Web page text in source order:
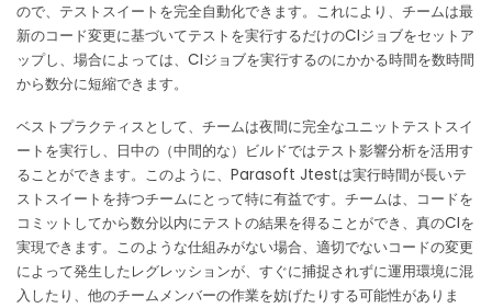
ので、テストスイートを完全自動化できます。 これにより、チームは最
新のコード変更に基づいてテストを実行するだけのCIジョブをセットア
ップし、場合によっては、CIジョブを実行するのにかかる時間を数時間
から数分に短縮できます。
ベストプラクティスとして、チームは夜間に完全なユニットテストスイ
ートを実行し、日中の（中間的な）ビルドではテスト影響分析を活用す
ることができます。 このように、Parasoft Jtestは実行時間が長いテ
ストスイートを持つチームにとって特に有益です。チームは、コードを
コミットしてから数分以内にテストの結果を得ることができ、真のCIを
実現できます。 このような仕組みがない場合、適切でないコードの変更
によって発生したレグレッションが、すぐに捕捉されずに運用環境に混
入したり、他のチームメンバーの作業を妨げたりする可能性がありま